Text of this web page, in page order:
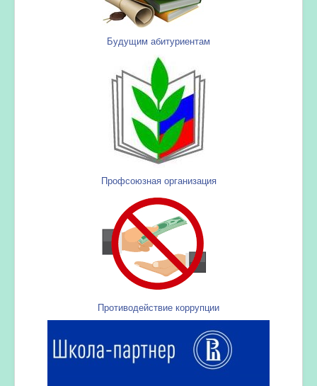
Будущим абитуриентам
Профсоюзная организация
Противодействие коррупции